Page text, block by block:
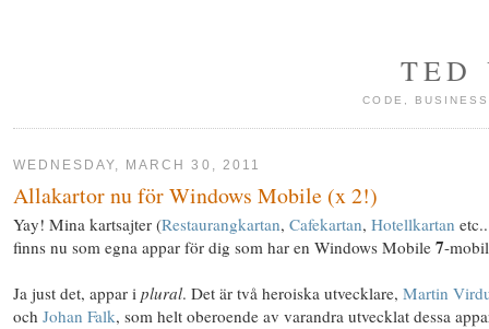
TED
CODE,
WEDNESDAY, MARCH 30, 2011
Allakartor nu för Windows Mobile (x 2!)
Yay! Mina kartsajter (Restaurangkartan, Cafekartan, Hotellkartan
finns nu som egna appar för dig som har en Windows Mobile 7-
Ja just det, appar i plural. Det är två heroiska utvecklare, Martin
och Johan Falk, som helt oberoende av varandra utvecklat dessa